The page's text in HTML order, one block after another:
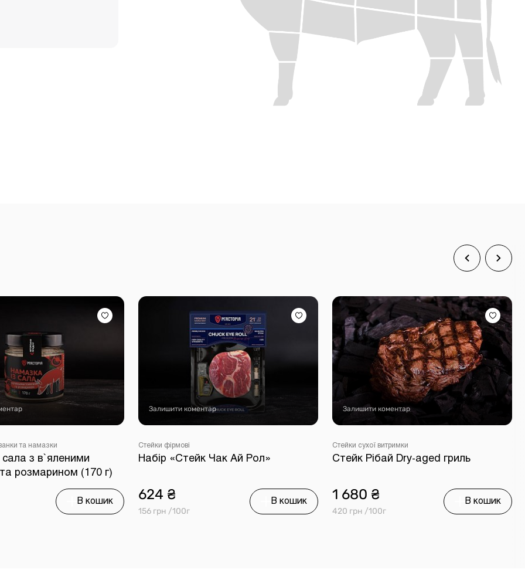
та намазки
сала з в`яленими
розмарином (170 г)
В кошик
Залишити коментар
Стейки фірмові
Набір «Стейк Чак Ай Рол»
624 ₴
156 грн /100г
В кошик
Залишити коментар
Стейки сухої витримки
Стейк Рібай Dry-aged гриль
1 680 ₴
420 грн /100г
В кошик